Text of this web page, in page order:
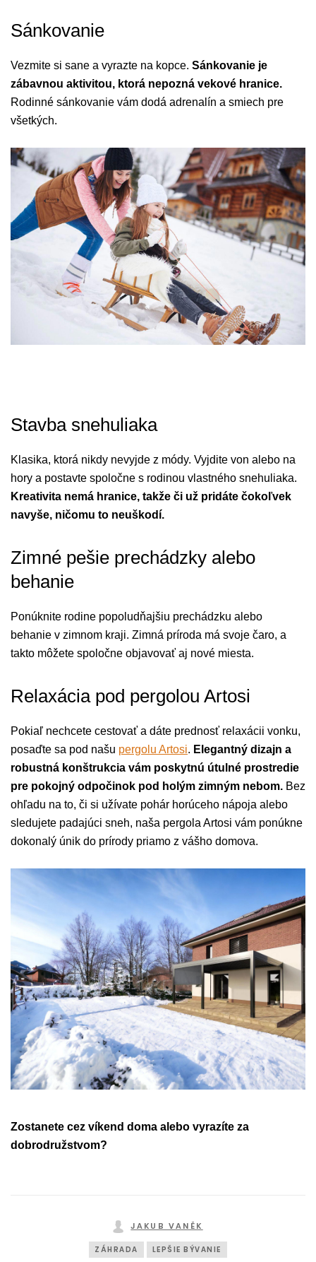
Sánkovanie
Vezmite si sane a vyrazte na kopce. Sánkovanie je
zábavnou aktivitou, ktorá nepozná vekové hranice.
Rodinné sánkovanie vám dodá adrenalín a smiech pre
všetkých.
Stavba snehuliaka
Klasika, ktorá nikdy nevyjde z módy. Vyjdite von alebo na
hory a postavte spoločne s rodinou vlastného snehuliaka.
Kreativita nemá hranice, takže či už pridáte čokoľvek
navyše, ničomu to neuškodí.
Zimné pešie prechádzky alebo
behanie
Ponúknite rodine popoludňajšiu prechádzku alebo
behanie v zimnom kraji. Zimná príroda má svoje čaro, a
takto môžete spoločne objavovať aj nové miesta.
Relaxácia pod pergolou Artosi
Pokiaľ nechcete cestovať a dáte prednosť relaxácii vonku,
posaďte sa pod našu pergolu Artosi. Elegantný dizajn a
robustná konštrukcia vám poskytnú útulné prostredie
pre pokojný odpočinok pod holým zimným nebom. Bez
ohľadu na to, či si užívate pohár horúceho nápoja alebo
sledujete padajúci sneh, naša pergola Artosi vám ponúkne
dokonalý únik do prírody priamo z vášho domova.
Zostanete cez víkend doma alebo vyrazíte za
dobrodružstvom?
JAKUB VANĚK
ZÁHRADA LEPŠIE BÝVANIE